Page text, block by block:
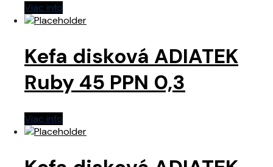
Viac info
Kefa disková ADIATEK
Ruby 45 PPN 0,3
Viac info